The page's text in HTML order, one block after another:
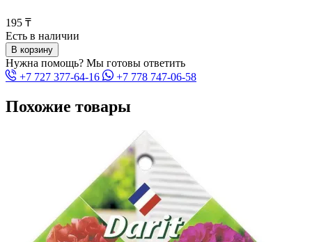
195 ₸
Есть в наличии
В корзину
Нужна помощь? Мы готовы ответить
+7 727 377-64-16
+7 778 747-06-58
Похожие товары